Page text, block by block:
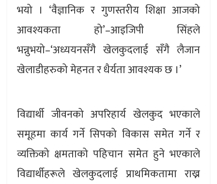
भयो । ‘वैज्ञानिक र गुणस्तरीय शिक्षा आजको
आवश्यकता हो’–आइजिपी सिंहले
भन्नुभयो–‘अध्ययनसँगै खेलकुदलाई सँगै लैजान
खेलाडीहरुको मेहनत र धैर्यता आवश्यक छ ।’
विद्यार्थी जीवनको अपरिहार्य खेलकुद भएकाले
समूहमा कार्य गर्ने सिपको विकास समेत गर्ने र
व्यक्तिको क्षमताको पहिचान समेत हुने भएकाले
विद्यार्थीहरूले खेलकुदलाई प्राथमिकतामा राख्न